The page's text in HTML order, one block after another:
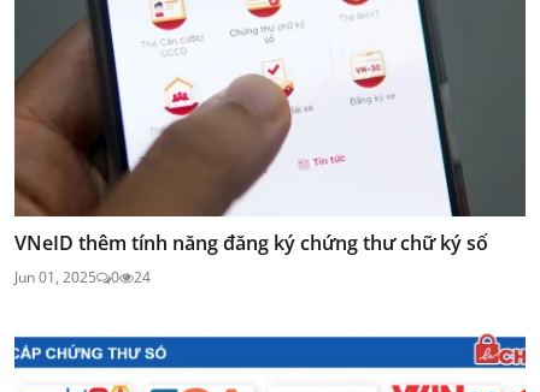
VNeID thêm tính năng đăng ký chứng thư chữ ký số
Jun 01, 2025 0 24